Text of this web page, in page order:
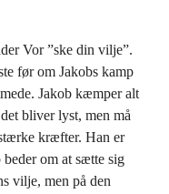
Vor ”ske din vilje”.
før om Jakobs kamp
Jakob kæmper alt
bliver lyst, men må
kræfter. Han er
om at sætte sig
vilje, men på den